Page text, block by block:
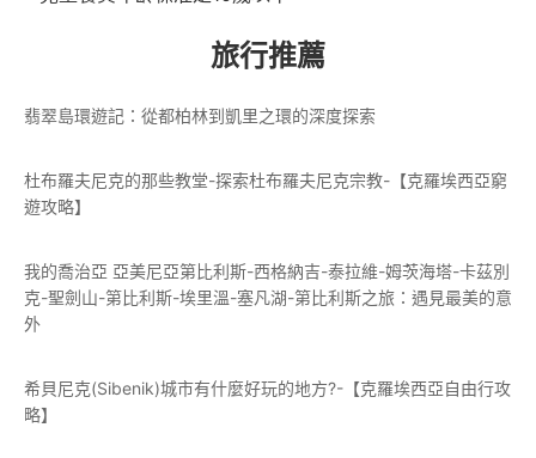
旅行推薦
翡翠島環遊記：從都柏林到凱里之環的深度探索
杜布羅夫尼克的那些教堂-探索杜布羅夫尼克宗教-【克羅埃西亞窮
遊攻略】
我的喬治亞 亞美尼亞第比利斯-西格納吉-泰拉維-姆茨海塔-卡茲別
克-聖劍山-第比利斯-埃里溫-塞凡湖-第比利斯之旅：遇見最美的意
外
希貝尼克(Sibenik)城市有什麼好玩的地方?-【克羅埃西亞自由行攻
略】